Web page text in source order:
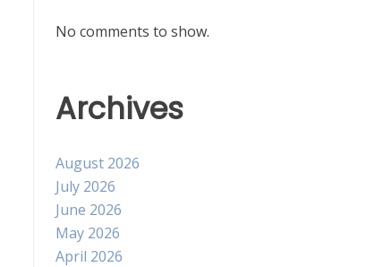
No comments to show.
Archives
August 2026
July 2026
June 2026
May 2026
April 2026